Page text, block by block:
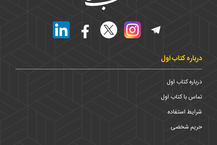
درباره کتاب اول
درباره کتاب اول
تماس با کتاب اول
شرایط استفاده
حریم شخضی